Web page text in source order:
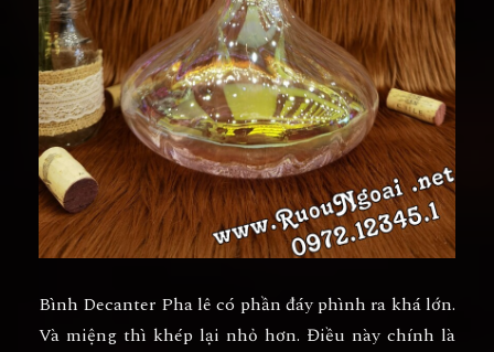
Bình Decanter Pha lê có phần đáy phình ra khá lớn.
Và miệng thì khép lại nhỏ hơn. Điều này chính là